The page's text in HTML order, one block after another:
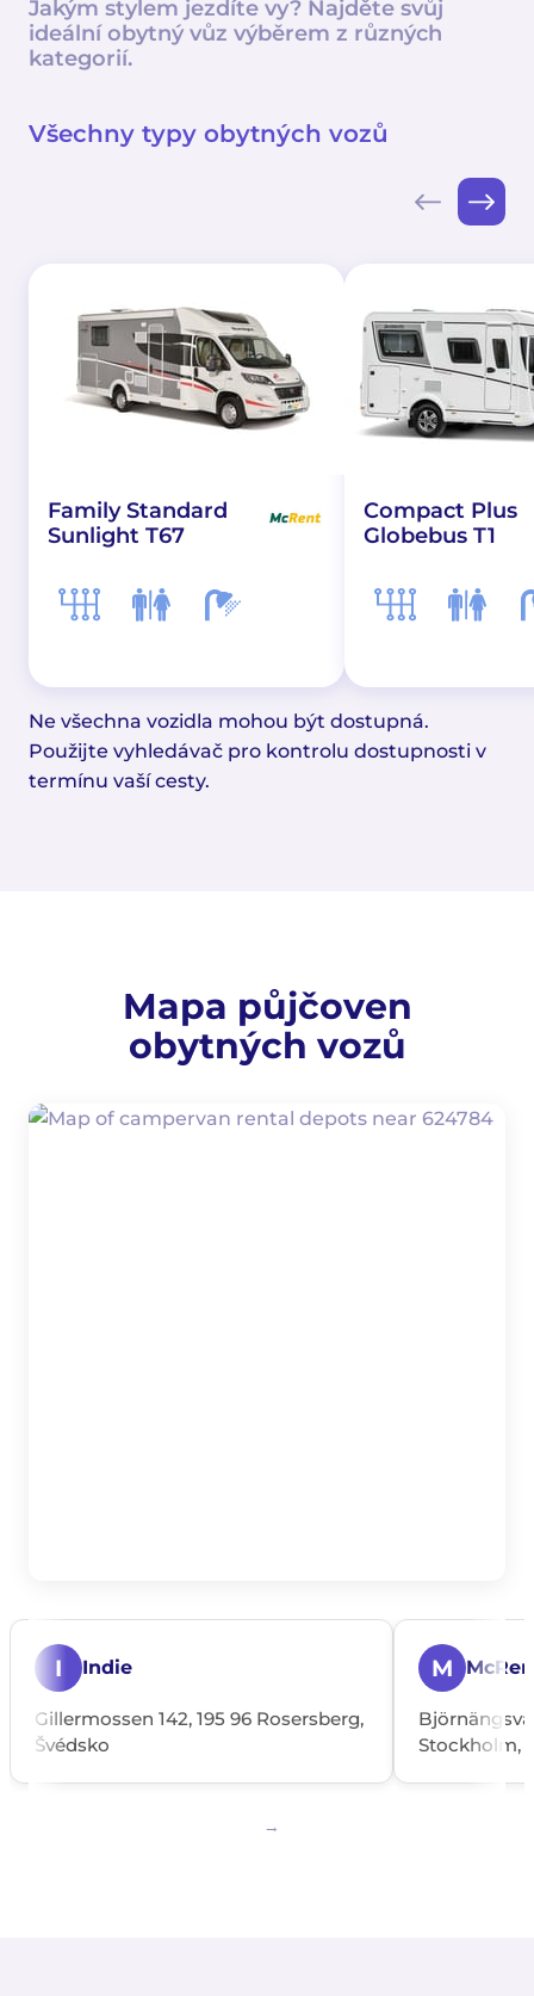
Jakým stylem jezdíte vy? Najděte svůj
ideální obytný vůz výběrem z různých
kategorií.
Všechny typy obytných vozů
Family Standard
Sunlight T67
Compact Plus
Globebus T1
Ne všechna vozidla mohou být dostupná.
Použijte vyhledávač pro kontrolu dostupnosti v
termínu vaší cesty.
Mapa půjčoven
obytných vozů
I Indie
Gillermossen 142, 195 96 Rosersberg,
Švédsko
M
Stockholm,